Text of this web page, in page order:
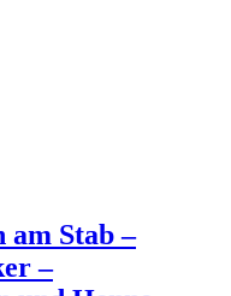
am Stab –
–